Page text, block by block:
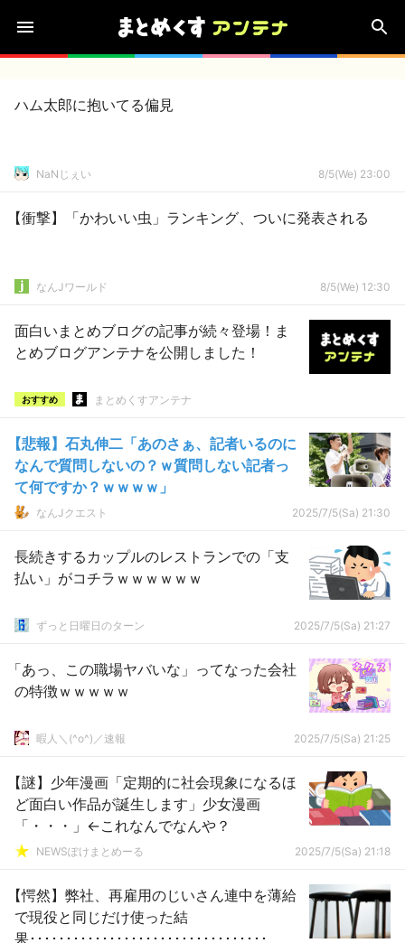
ハム太郎に抱いてる偏見
NaNじぇい 8/5(We) 23:00
【衝撃】「かわいい虫」ランキング、ついに発表される
なんJワールド 8/5(We) 12:30
面白いまとめブログの記事が続々登場！ま
とめブログアンテナを公開しました！
おすすめ まとめくすアンテナ
【悲報】石丸伸二「あのさぁ、記者いるのに
なんで質問しないの？ｗ質問しない記者っ
て何ですか？ｗｗｗｗ」
なんJクエスト 2025/7/5(Sa) 21:30
長続きするカップルのレストランでの「支
払い」がコチラｗｗｗｗｗｗ
ずっと日曜日のターン 2025/7/5(Sa) 21:27
「あっ、この職場ヤバいな」ってなった会社
の特徴ｗｗｗｗｗ
暇人＼(^o^)／速報 2025/7/5(Sa) 21:25
【謎】少年漫画「定期的に社会現象になるほ
ど面白い作品が誕生します」少女漫画
「・・・」←これなんでなんや？
NEWSぽけまとめーる 2025/7/5(Sa) 21:18
【愕然】弊社、再雇用のじいさん連中を薄給
で現役と同じだけ使った結
果･････････････････････････････････